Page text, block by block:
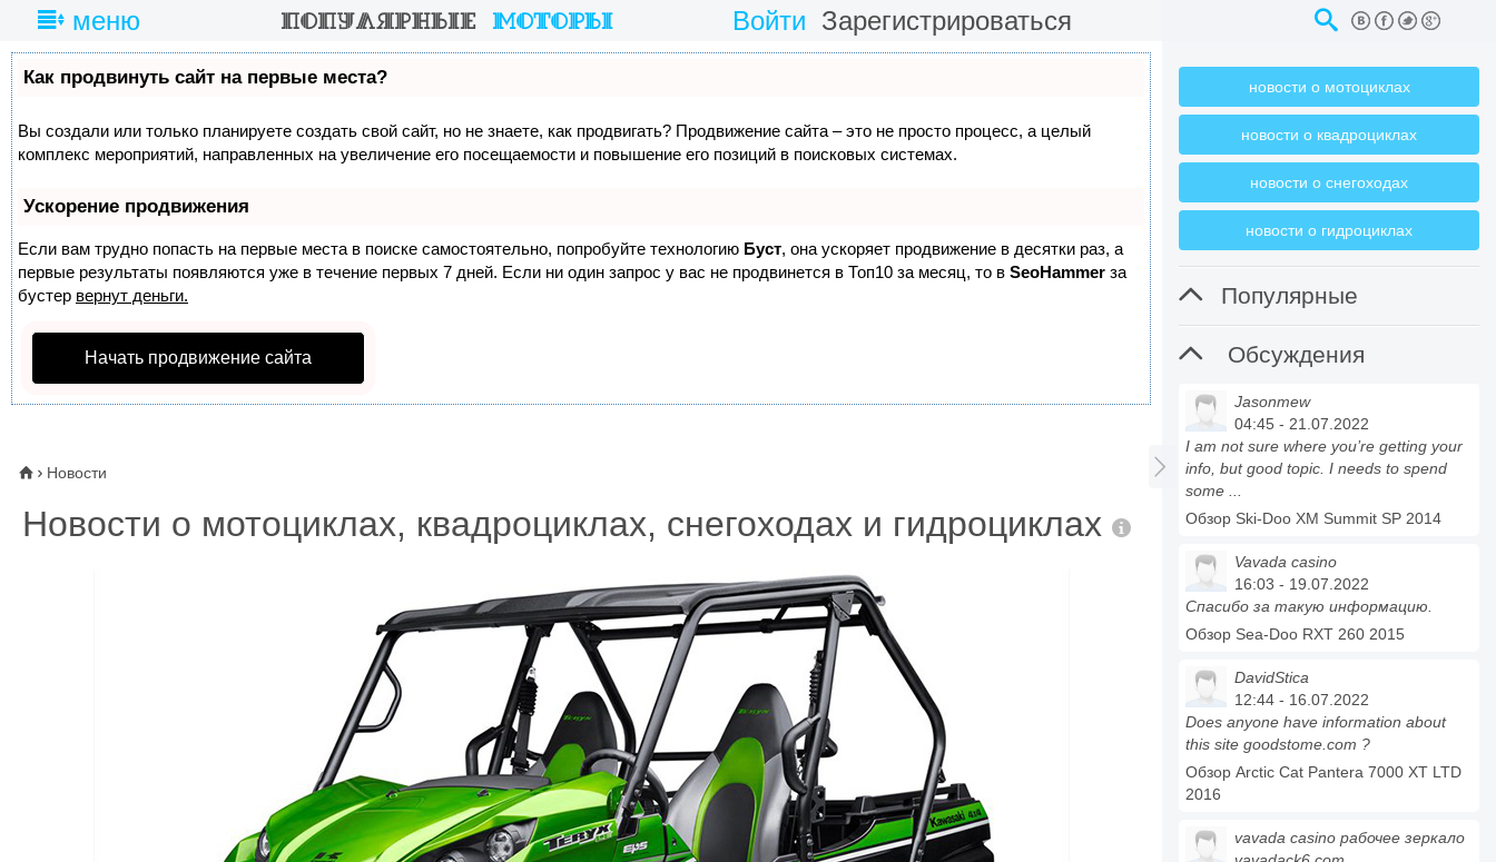
меню Войти Зарегистрироваться
Как продвинуть сайт на первые места?
Вы создали или только планируете создать свой сайт, но не знаете, как продвигать? Продвижение сайта – это не просто процесс, а целый
комплекс мероприятий, направленных на увеличение его посещаемости и повышение его позиций в поисковых системах.
Ускорение продвижения
Если вам трудно попасть на первые места в поиске самостоятельно, попробуйте технологию Буст, она ускоряет продвижение в десятки раз, а
первые результаты появляются уже в течение первых 7 дней. Если ни один запрос у вас не продвинется в Топ10 за месяц, то в SeoHammer за
бустер вернут деньги.
Начать продвижение сайта
⌂  Новости
Новости о мотоциклах, квадроциклах, снегоходах и гидроциклах

новости о мотоциклах
новости о квадроциклах
новости о снегоходах
новости о гидроциклах
 Популярные
 Обсуждения
Jasonmew
04:45 - 21.07.2022
I am not sure where you’re getting your
info, but good topic. I needs to spend
some ...
Обзор Ski-Doo XM Summit SP 2014
Vavada casino
16:03 - 19.07.2022
Спасибо за такую информацию.
Обзор Sea-Doo RXT 260 2015
DavidStica
12:44 - 16.07.2022
Does anyone have information about
this site goodstome.com ?
Обзор Arctic Cat Pantera 7000 XT LTD
2016
vavada casino рабочее зеркало